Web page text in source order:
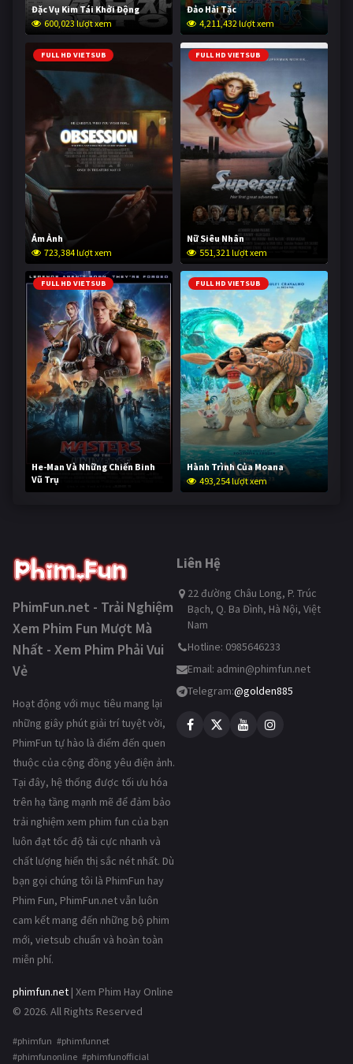
Đặc Vụ Kim Tái Khởi Động
600,023 lượt xem
Đảo Hải Tặc
4,211,432 lượt xem
FULL HD VIETSUB
Ám Ảnh
723,384 lượt xem
FULL HD VIETSUB
Nữ Siêu Nhân
551,321 lượt xem
FULL HD VIETSUB
He-Man Và Những Chiến Binh
Vũ Trụ
242,193 lượt xem
FULL HD VIETSUB
Hành Trình Của Moana
493,254 lượt xem
PhimFun.net - Trải Nghiệm
Xem Phim Fun Mượt Mà
Nhất - Xem Phim Phải Vui
Vẻ
Hoạt động với mục tiêu mang lại
những giây phút giải trí tuyệt vời,
PhimFun tự hào là điểm đến quen
thuộc của cộng đồng yêu điện ảnh.
Tại đây, hệ thống được tối ưu hóa
trên hạ tầng mạnh mẽ để đảm bảo
trải nghiệm xem phim fun của bạn
luôn đạt tốc độ tải cực nhanh và
chất lượng hiển thị sắc nét nhất. Dù
bạn gọi chúng tôi là PhimFun hay
Phim Fun, PhimFun.net vẫn luôn
cam kết mang đến những bộ phim
mới, vietsub chuẩn và hoàn toàn
miễn phí.
phimfun.net | Xem Phim Hay Online
© 2026. All Rights Reserved
#phimfun #phimfunnet
#phimfunonline #phimfunofficial
Liên Hệ
22 đường Châu Long, P. Trúc
Bạch, Q. Ba Đình, Hà Nội, Việt
Nam
Hotline: 0985646233
Email: admin@phimfun.net
Telegram:@golden885